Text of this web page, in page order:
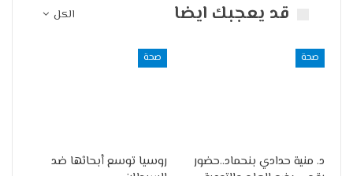
الكل قد يعجبك ايضا
صحة
د. منية حدادي بنحماد..حضور
صحة
روسيا توسع أبحاثها ضد